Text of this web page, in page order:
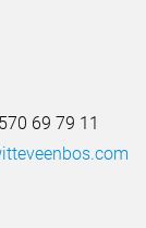
69 79 11